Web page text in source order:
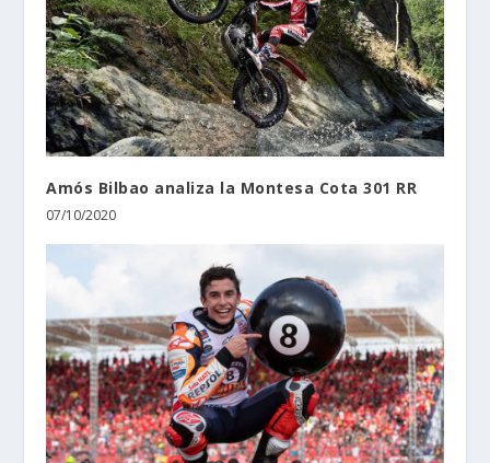
Amós Bilbao analiza la Montesa Cota 301 RR
07/10/2020